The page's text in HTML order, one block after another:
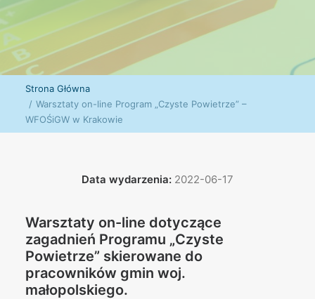
Wyszukiwanie
Strona Główna
Warsztaty on-line Program „Czyste Powietrze” –
WFOŚiGW w Krakowie
Data wydarzenia: 2022-06-17
Warsztaty on-line dotyczące
zagadnień Programu „Czyste
Powietrze” skierowane do
pracowników gmin woj.
małopolskiego.